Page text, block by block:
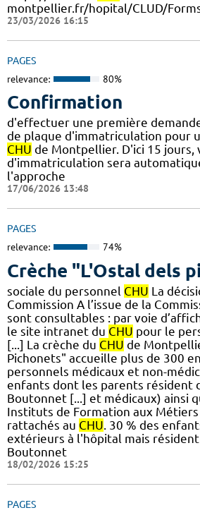
montpellier.fr/hopital/CLUD/
23/03/2026 16:15
PAGES
relevance: 80%
Confirmation
d'effectuer une première
de plaque d'immatriculation pour
CHU de Montpellier. D'ici 15 jours,
d'immatriculation sera
l'approche
17/06/2026 13:48
PAGES
relevance: 74%
Crèche "L'Ostal dels
sociale du personnel CHU La
Commission A l’issue de la
sont consultables : par voie
le site intranet du CHU pour le
[...] La crèche du CHU de
Pichonets" accueille plus de 300
personnels médicaux et non-
enfants dont les parents résident
Boutonnet [...] et médicaux) ainsi
Instituts de Formation aux Métiers
rattachés au CHU . 30 % des
extérieurs à l'hôpital mais
Boutonnet
18/02/2026 15:25
PAGES